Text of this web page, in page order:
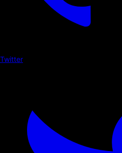
Twitter